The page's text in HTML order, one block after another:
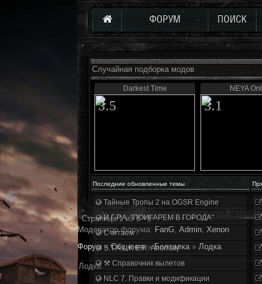
ФОРУМ ПОИСК
Случайная подборка модов
Darkest Time
3.5
NEYA
3.1
Последние обновленные темы
Тайные Тропы 2 на OGSR Engine
И.Г.Р.А. "ПОИГАРЕМ В ГОРОДА"
Считаем
S.T.A.L.K.E.R. Anomaly
⚒ Справочник вылетов
NLC 7. Правки и модификации
Страница1из1
1
Модератор форума: FanG, Аdmin, Xenon
Форум » Общение » Болталка » Лодка
Лодка